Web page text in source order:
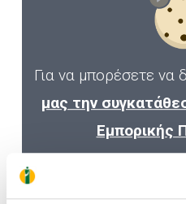
Για να μπορέσετε να
μας την
Εμπορικής